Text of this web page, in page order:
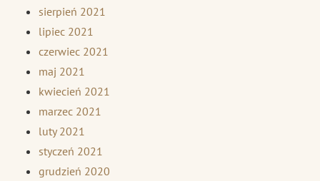
sierpień 2021
lipiec 2021
czerwiec 2021
maj 2021
kwiecień 2021
marzec 2021
luty 2021
styczeń 2021
grudzień 2020